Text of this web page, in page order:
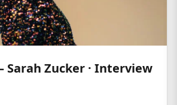
Sarah Zucker · Interview